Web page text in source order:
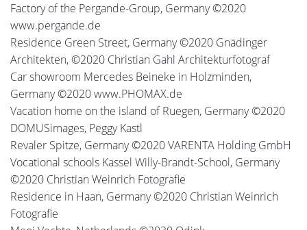
Factory of the Pergande-Group, Germany ©2020
www.pergande.de
Residence Green Street, Germany ©2020 Gnädinger
Architekten, ©2020 Christian Gahl Architekturfotograf
Car showroom Mercedes Beineke in Holzminden,
Germany ©2020 www.PHOMAX.de
Vacation home on the island of Ruegen, Germany ©2020
DOMUSimages, Peggy Kastl
Revaler Spitze, Germany ©2020 VARENTA Holding GmbH
Vocational schools Kassel Willy-Brandt-School, Germany
©2020 Christian Weinrich Fotografie
Residence in Haan, Germany ©2020 Christian Weinrich
Fotografie